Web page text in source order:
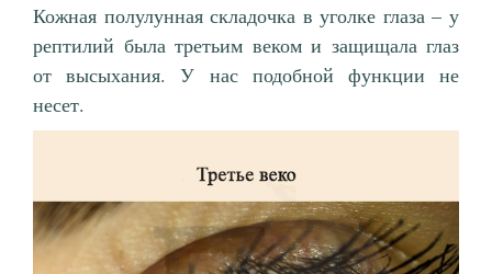
Кожная полулунная складочка в уголке глаза – у
рептилий была третьим веком и защищала глаз
от высыхания. У нас подобной функции не
несет.